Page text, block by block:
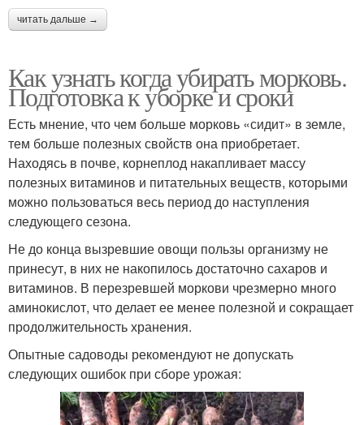
читать дальше →
Как узнать когда убирать морковь.
Подготовка к уборке и сроки
Есть мнение, что чем больше морковь «сидит» в земле,
тем больше полезных свойств она приобретает.
Находясь в почве, корнеплод накапливает массу
полезных витаминов и питательных веществ, которыми
можно пользоваться весь период до наступления
следующего сезона.
Не до конца вызревшие овощи пользы организму не
принесут, в них не накопилось достаточно сахаров и
витаминов. В перезревшей моркови чрезмерно много
аминокислот, что делает ее менее полезной и сокращает
продолжительность хранения.
Опытные садоводы рекомендуют не допускать
следующих ошибок при сборе урожая: